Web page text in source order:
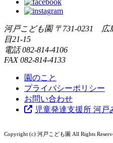
河戸こども園〒731-0231 広
目21-15
電話082-814-4106
FAX082-814-4133
園のこと
プライバシーポリシー
お問い合わせ
児童発達支援所 河戸
Copyright (c) 河戸こども園 All Rights